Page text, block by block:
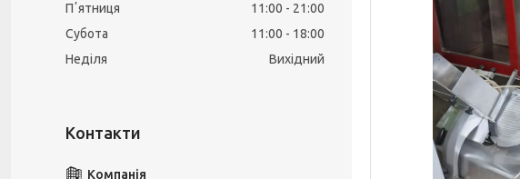
Пʼятниця
11:00
21:00
Субота
11:00
18:00
Неділя
Вихідний